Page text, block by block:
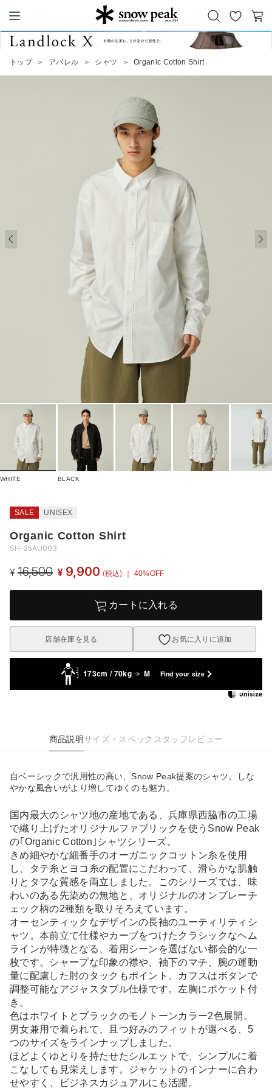
Snow Peak
お
気
カ
トップ ＞ アパレル ＞ シャツ ＞ Organic Cotton Shirt
WHITE BLACK
SALE UNISEX
Organic Cotton Shirt
SH-25AU003
¥ 16,500 ¥ 9,900 (税込) ｜ 40%OFF
カートに入れる
店舗在庫を見る お気に入りに追加
173cm / 70kg M Find your size
商品説明サイズ・スペック スタッフレビュー
自ベーシックで汎用性の高い、Snow Peak提案のシャツ。しな
やかな風合いがより増してゆくのも魅力。
国内最大のシャツ地の産地である、兵庫県西脇市の工場
で織り上げたオリジナルファブリックを使うSnow Peak
の｢Organic Cotton｣シャツシリーズ。
きめ細やかな細番手のオーガニックコットン糸を使用
し、タテ糸とヨコ糸の配置にこだわって、滑らかな肌触
りとタフな質感を両立しました。このシリーズでは、味
わいのある先染めの無地と、オリジナルのオンブレーチ
ェック柄の2種類を取りそろえています。
オーセンティックなデザインの長袖のユーティリティシ
ャツ。本前立て仕様やカーブをつけたクラシックなヘム
ラインが特徴となる、着用シーンを選ばない都会的な一
枚です。シャープな印象の襟や、袖下のマチ、腕の運動
量に配慮した肘のタックもポイント。カフスはボタンで
調整可能なアジャスタブル仕様です。左胸にポケット付
き。
色はホワイトとブラックのモノトーンカラー2色展開。
男女兼用で着られて、且つ好みのフィットが選べる、5
つのサイズをラインナップしました。
ほどよくゆとりを持たせたシルエットで、シンプルに着
こなしても見栄えします。ジャケットのインナーに合わ
せやすく、ビジネスカジュアルにも活躍。